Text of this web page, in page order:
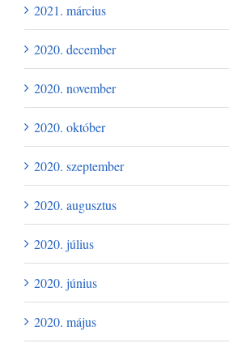
2021. március
2020. december
2020. november
2020. október
2020. szeptember
2020. augusztus
2020. július
2020. június
2020. május